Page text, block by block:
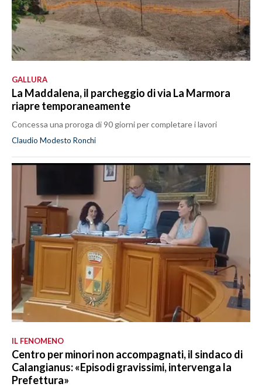
GALLURA
La Maddalena, il parcheggio di via La Marmora
riapre temporaneamente
Concessa una proroga di 90 giorni per completare i lavori
Claudio Modesto Ronchi
IL FENOMENO
Centro per minori non accompagnati, il sindaco di
Calangianus: «Episodi gravissimi, intervenga la
Prefettura»